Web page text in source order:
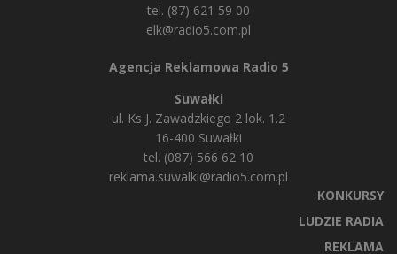
tel. (87) 621 59 00
elk@radio5.com.pl
Agencja Reklamowa Radio 5
Suwałki
ul. Ks J. Zawadzkiego 2 lok. 1.2
16-400 Suwałki
tel. (087) 566 62 10
reklama.suwalki@radio5.com.pl
KONKURSY
LUDZIE RADIA
REKLAMA